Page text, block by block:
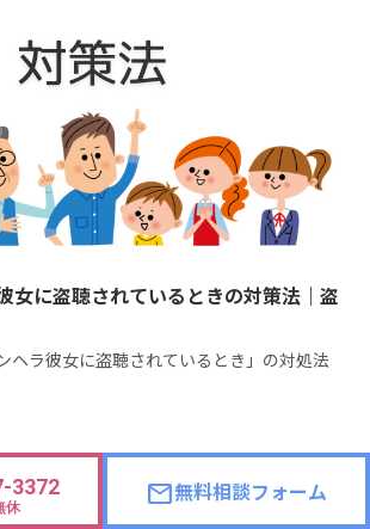
女に盗聴されているときの対策法｜盗
ヘラ彼女に盗聴されているとき」の対処法
3372
休 mail無料相談フォーム